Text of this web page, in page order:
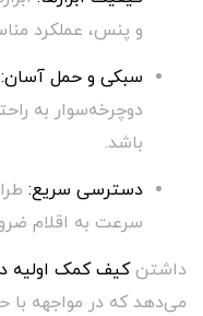
و پنس، عملکرد
سبکی و حمل آسان:
دوچرخه‌سوار به
باشد.
دسترسی سریع:
سرعت به اقلام
داشتنکیف کمک اولیه
می‌دهد که در مواجهه با